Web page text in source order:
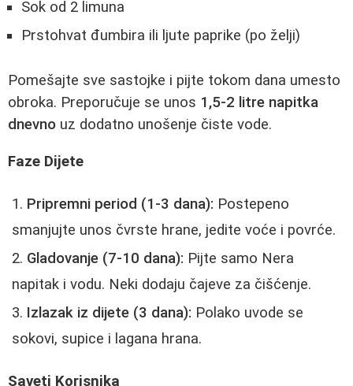
Sok od 2 limuna
Prstohvat đumbira ili ljute paprike (po želji)
Pomešajte sve sastojke i pijte tokom dana umesto
obroka. Preporučuje se unos 1,5-2 litre napitka
dnevno uz dodatno unošenje čiste vode.
Faze Dijete
Pripremni period (1-3 dana): Postepeno
smanjujte unos čvrste hrane, jedite voće i povrće.
Gladovanje (7-10 dana): Pijte samo Nera
napitak i vodu. Neki dodaju čajeve za čišćenje.
Izlazak iz dijete (3 dana): Polako uvode se
sokovi, supice i lagana hrana.
Saveti Korisnika